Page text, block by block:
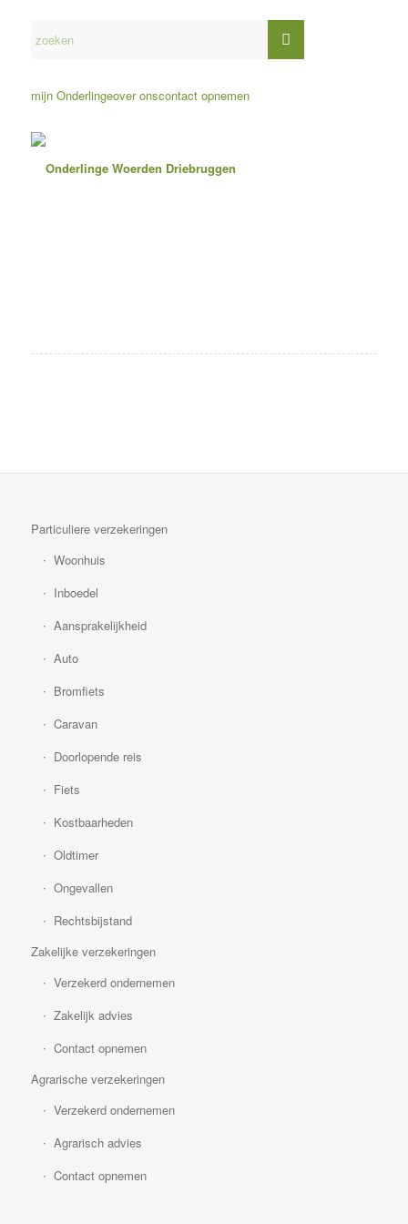
mijn Onderlingeover onscontact opnemen
Particuliere verzekeringen
Woonhuis
Inboedel
Aansprakelijkheid
Auto
Bromfiets
Caravan
Doorlopende reis
Fiets
Kostbaarheden
Oldtimer
Ongevallen
Rechtsbijstand
Zakelijke verzekeringen
Verzekerd ondernemen
Zakelijk advies
Contact opnemen
Agrarische verzekeringen
Verzekerd ondernemen
Agrarisch advies
Contact opnemen